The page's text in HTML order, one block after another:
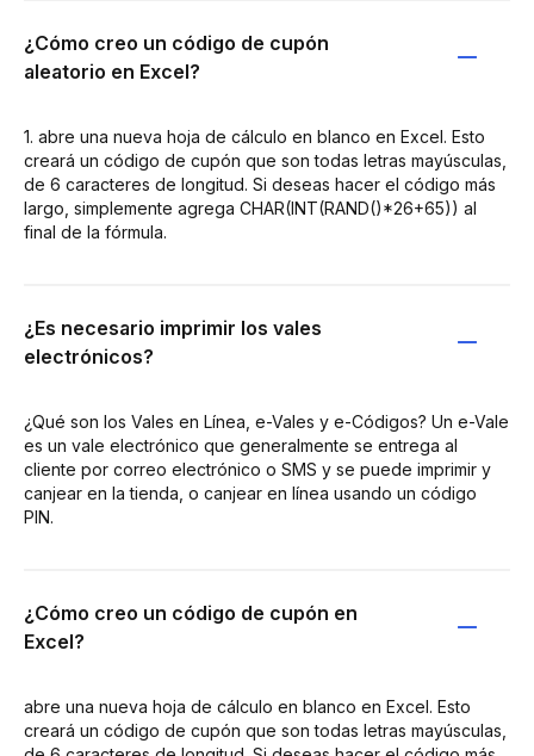
¿Cómo creo un código de cupón
aleatorio en Excel?
1. abre una nueva hoja de cálculo en blanco en Excel. Esto
creará un código de cupón que son todas letras mayúsculas,
de 6 caracteres de longitud. Si deseas hacer el código más
largo, simplemente agrega CHAR(INT(RAND()*26+65)) al
final de la fórmula.
¿Es necesario imprimir los vales
electrónicos?
¿Qué son los Vales en Línea, e-Vales y e-Códigos? Un e-Vale
es un vale electrónico que generalmente se entrega al
cliente por correo electrónico o SMS y se puede imprimir y
canjear en la tienda, o canjear en línea usando un código
PIN.
¿Cómo creo un código de cupón en
Excel?
abre una nueva hoja de cálculo en blanco en Excel. Esto
creará un código de cupón que son todas letras mayúsculas,